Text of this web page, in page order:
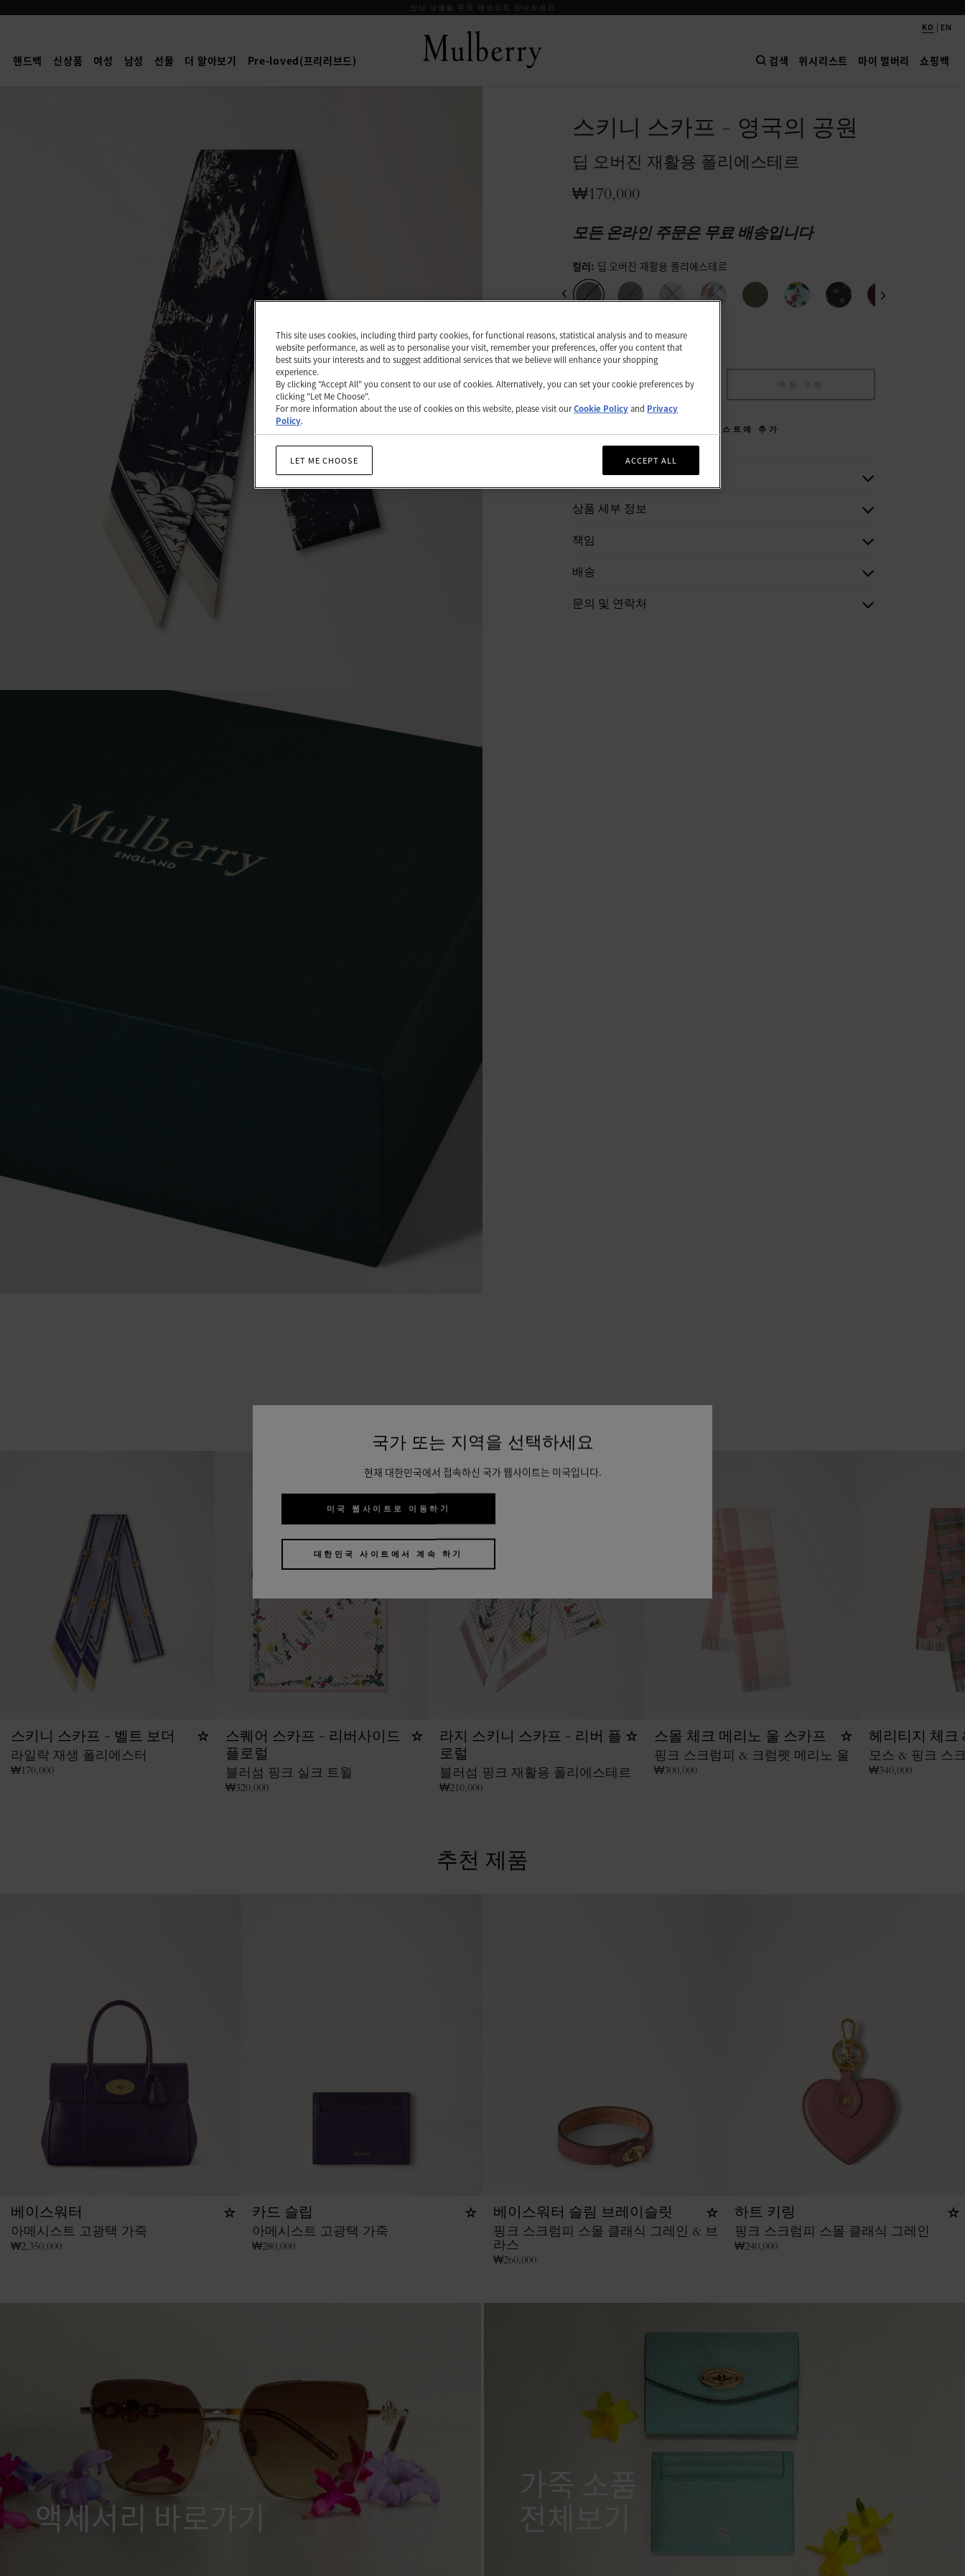
Mulberry
스
KO | EN
핸드백 신상품 여성 남성 선물 더 알아보기 Pre-loved(프리러브드) 검색 위시리스트 마이 멀버리 쇼핑백
스키니 스카프 - 영국의 공원
딥 오버진 재활용 폴리에스테르
₩170,000
모든 온라인 주문은 무료 배송입니다
컬러: 딥 오버진 재활용 폴리에스테르
품절
쇼핑백에 추가 매장 수령
위시리스트에 추가
상품 설명
상품 세부 정보
책임
배송
문의 및 연락처
스키니 스카프 - 벨트 보더
라일락 재생 폴리에스터
₩170,000
스퀘어 스카프 - 리버사이드
플로럴
블러섬 핑크 실크 트윌
₩320,000
라지 스키니 스카프 - 리버 플
로럴
블러섬 핑크 재활용 폴리에스테르
₩210,000
스몰 체크 메리노 울 스카프
핑크 스크럼피 & 크럼펫 메리노 울
₩300,000
헤리티지 체크
모스 & 핑크 스
₩340,000
추천 제품
베이스워터
아메시스트 고광택 가죽
₩2,350,000
카드 슬립
아메시스트 고광택 가죽
₩280,000
베이스워터 슬림 브레이슬릿
핑크 스크럼피 스몰 클래식 그레인 & 브
라스
₩260,000
하트 키링
핑크 스크럼피 스몰 클래식 그레인
₩240,000
액세서리 바로가기
가죽 소품
전체보기
국가 또는 지역을 선택하세요
현재 대한민국에서 접속하신 국가 웹사이트는 미국입니다.
미국 웹사이트로 이동하기
대한민국 사이트에서 계속 하기
This site uses cookies, including third party cookies, for functional reasons, statistical analysis and to measure
website performance, as well as to personalise your visit, remember your preferences, offer you content that
best suits your interests and to suggest additional services that we believe will enhance your shopping
experience.
By clicking "Accept All" you consent to our use of cookies. Alternatively, you can set your cookie preferences by
clicking "Let Me Choose".
For more information about the use of cookies on this website, please visit ourCookie Policyand Privacy
Policy.
LET ME CHOOSE ACCEPT ALL